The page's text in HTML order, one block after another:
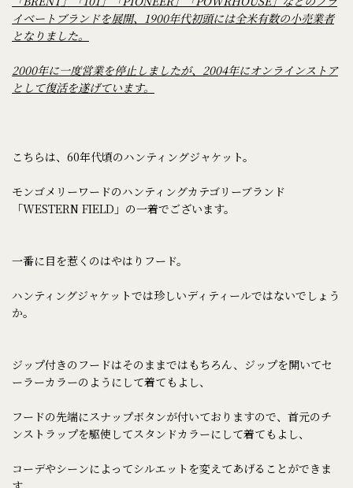
イベートブランドを展開、1900年代初頭には全米有数の小売業者
となりました。
2000年に一度営業を停止しましたが、2004年にオンラインストア
として復活を遂げています。
こちらは、60年代頃のハンティングジャケット。
モンゴメリーワードのハンティングカテゴリーブランド
「WESTERN FIELD」の一着でございます。
一番に目を惹くのはやはりフード。
ハンティングジャケットでは珍しいディティールではないでしょう
か。
ジップ付きのフードはそのままではもちろん、ジップを開いてセ
ーラーカラーのようにして着てもよし、
フードの先端にスナップボタンが付いておりますので、首元のチ
ンストラップを駆使してスタンドカラーにして着てもよし、
コーデやシーンによってシルエットを変えてあげることができま